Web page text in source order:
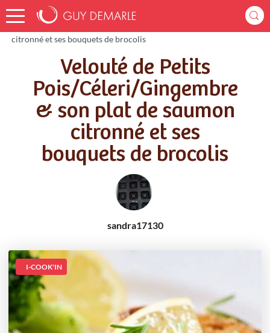
Accueil
Recettes
Velouté de Petits Pois/Céleri/Gingembre & son plat de saumon
citronné et ses bouquets de brocolis
Velouté de Petits
Pois/Céleri/Gingembre
& son plat de saumon
citronné et ses
bouquets de brocolis
sandra17130
I-COOK'IN